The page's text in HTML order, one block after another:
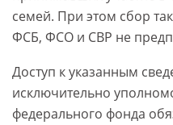
семей. При этом сбор
ФСБ, ФСО и СВР не
Доступ к указанным
исключительно
федерального фонда